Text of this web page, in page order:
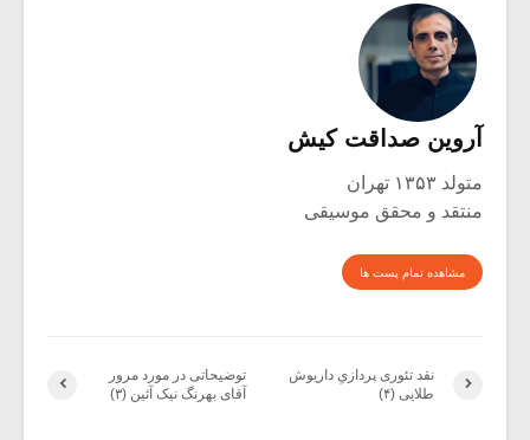
آروین صداقت کیش
متولد ۱۳۵۳ تهران
منتقد و محقق موسیقی
مشاهده تمام پست ها
توضیحاتی در مورد مرور
آقای بهرنگ نیک آئین (۳)
نقد تئوری پردازیِ داریوش
طلایی (۴)